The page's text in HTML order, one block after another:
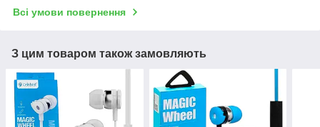
Всі умови повернення
З цим товаром також замовляють